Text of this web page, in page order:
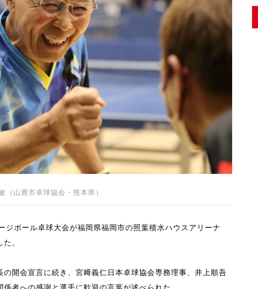
山鹿市卓球協会・熊本県）
ジボール卓球大会が福岡県福岡市の照葉積水ハウスアリーナ
。
の開会宣言に続き、宮﨑義仁日本卓球協会専務理事、井上順吾